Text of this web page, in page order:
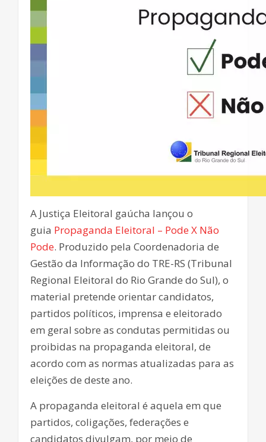
A Justiça Eleitoral gaúcha lançou o
guia Propaganda Eleitoral – Pode X Não
Pode. Produzido pela Coordenadoria de
Gestão da Informação do TRE-RS (Tribunal
Regional Eleitoral do Rio Grande do Sul), o
material pretende orientar candidatos,
partidos políticos, imprensa e eleitorado
em geral sobre as condutas permitidas ou
proibidas na propaganda eleitoral, de
acordo com as normas atualizadas para as
eleições de deste ano.
A propaganda eleitoral é aquela em que
partidos, coligações, federações e
candidatos divulgam, por meio de